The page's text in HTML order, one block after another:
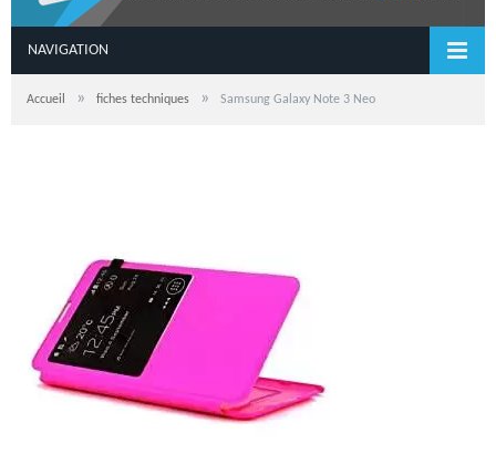
NAVIGATION
Accueil » fiches techniques » Samsung Galaxy Note 3 Neo